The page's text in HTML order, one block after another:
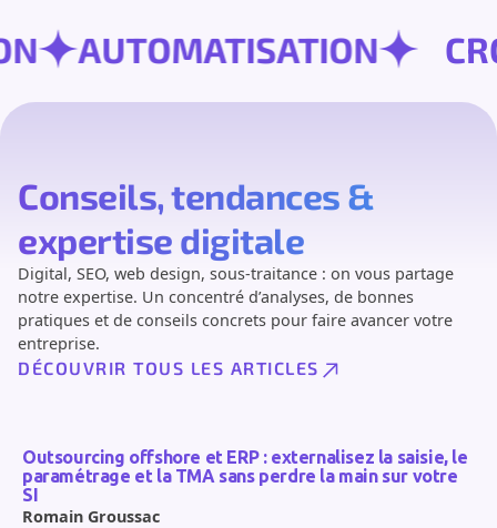
AUTOMATISATION
Conseils, tendances &
expertise digitale
Digital, SEO, web design, sous-traitance : on vous partage
notre expertise. Un concentré d’analyses, de bonnes
pratiques et de conseils concrets pour faire avancer votre
entreprise.
DÉCOUVRIR TOUS LES ARTICLES
Outsourcing offshore et ERP : externalisez la saisie, le
paramétrage et la TMA sans perdre la main sur votre
SI
Romain Groussac